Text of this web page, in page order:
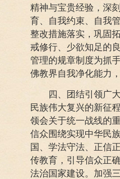
精神与宝贵经验，深
育、自我约束、自我
整改措施落实，巩固
戒修行、少欲知足的
管理的规章制度为抓
佛教界自我净化能力
四、团结引领广大
民族伟大复兴的新征
领会关于统一战线的
信众围绕实现中华民
国、学法守法、正信
传教育，引导信众正
法治国家建设。加强